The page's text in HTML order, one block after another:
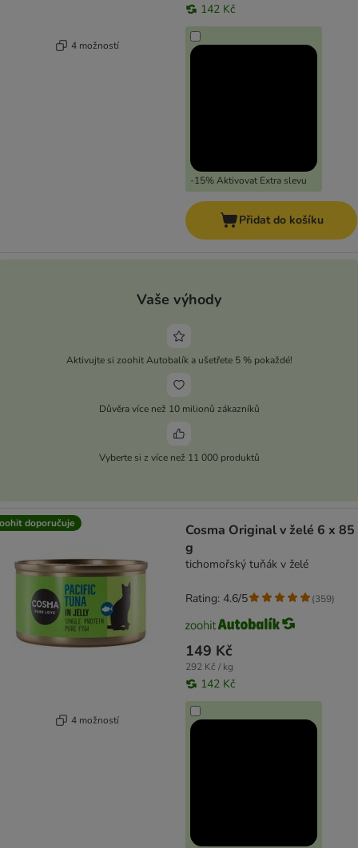
4 možností
142 Kč
-15% Aktivovat Extra slevu
Přidat do košíku
Vaše výhody
Aktivujte si zoohit Autobalík a ušetřete 5 % pokaždé!
Důvěra více než 10 milionů zákazníků
Vyberte si z více než 11 000 produktů
doporučuje
4 možností
Cosma Original v želé 6 x 85
g
tichomořský tuňák v želé
149 Kč
292 Kč / kg
142 Kč
Rating: 4.6/5 (359)